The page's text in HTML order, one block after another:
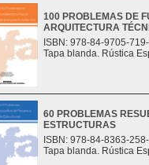
100 PROBLEMAS DE
ARQUITECTURA
ISBN: 978-84-9705-
Tapa blanda. Rústica
60 PROBLEMAS
ESTRUCTURAS
ISBN: 978-84-8363-
Tapa blanda. Rústica